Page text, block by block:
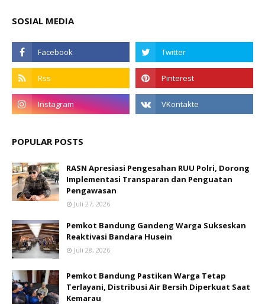
SOSIAL MEDIA
POPULAR POSTS
RASN Apresiasi Pengesahan RUU Polri, Dorong
Implementasi Transparan dan Penguatan
Pengawasan
Juli 27, 2026
Pemkot Bandung Gandeng Warga Sukseskan
Reaktivasi Bandara Husein
Juli 28, 2026
Pemkot Bandung Pastikan Warga Tetap
Terlayani, Distribusi Air Bersih Diperkuat Saat
Kemarau